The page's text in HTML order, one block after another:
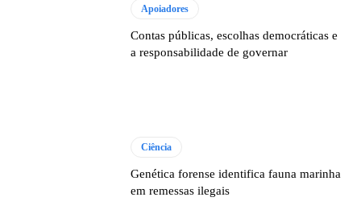
Apoiadores
Contas públicas, escolhas democráticas e
a responsabilidade de governar
Ciência
Genética forense identifica fauna marinha
em remessas ilegais